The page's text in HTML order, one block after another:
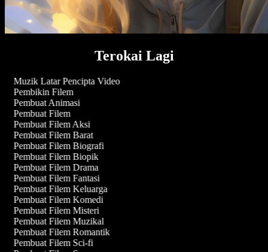
Terokai Lagi
Muzik Latar Pencipta Video
Pembikin Filem
Pembuat Animasi
Pembuat Filem
Pembuat Filem Aksi
Pembuat Filem Barat
Pembuat Filem Biografi
Pembuat Filem Biopik
Pembuat Filem Drama
Pembuat Filem Fantasi
Pembuat Filem Keluarga
Pembuat Filem Komedi
Pembuat Filem Misteri
Pembuat Filem Muzikal
Pembuat Filem Romantik
Pembuat Filem Sci-fi